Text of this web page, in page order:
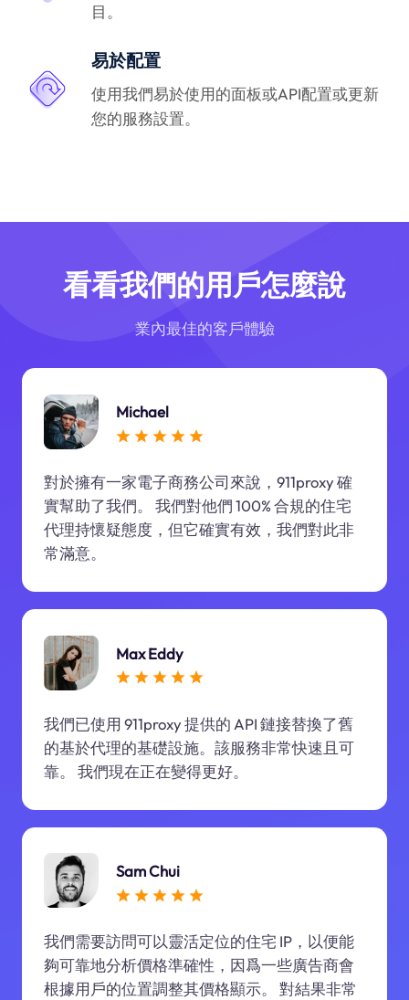
目。
易於配置
使用我們易於使用的面板或API配置或更新
您的服務設置。
看看我們的用戶怎麼說
業內最佳的客戶體驗
Michael
對於擁有一家電子商務公司來說，911proxy 確
實幫助了我們。 我們對他們 100% 合規的住宅
代理持懷疑態度，但它確實有效，我們對此非
常滿意。
Max Eddy
我們已使用 911proxy 提供的 API 鏈接替換了舊
的基於代理的基礎設施。該服務非常快速且可
靠。 我們現在正在變得更好。
Sam Chui
我們需要訪問可以靈活定位的住宅 IP，以便能
夠可靠地分析價格準確性，因爲一些廣告商會
根據用戶的位置調整其價格顯示。 對結果非常